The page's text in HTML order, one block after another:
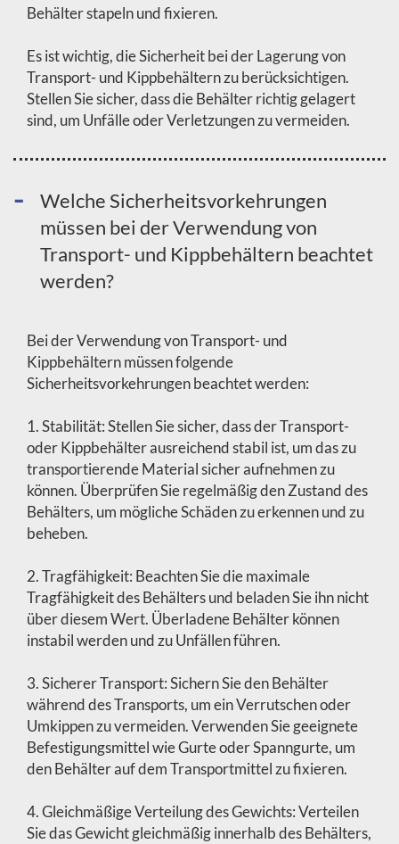
Behälter stapeln und fixieren.
Es ist wichtig, die Sicherheit bei der Lagerung von
Transport- und Kippbehältern zu berücksichtigen.
Stellen Sie sicher, dass die Behälter richtig gelagert
sind, um Unfälle oder Verletzungen zu vermeiden.
Welche Sicherheitsvorkehrungen
müssen bei der Verwendung von
Transport- und Kippbehältern beachtet
werden?
Bei der Verwendung von Transport- und
Kippbehältern müssen folgende
Sicherheitsvorkehrungen beachtet werden:
1. Stabilität: Stellen Sie sicher, dass der Transport-
oder Kippbehälter ausreichend stabil ist, um das zu
transportierende Material sicher aufnehmen zu
können. Überprüfen Sie regelmäßig den Zustand des
Behälters, um mögliche Schäden zu erkennen und zu
beheben.
2. Tragfähigkeit: Beachten Sie die maximale
Tragfähigkeit des Behälters und beladen Sie ihn nicht
über diesem Wert. Überladene Behälter können
instabil werden und zu Unfällen führen.
3. Sicherer Transport: Sichern Sie den Behälter
während des Transports, um ein Verrutschen oder
Umkippen zu vermeiden. Verwenden Sie geeignete
Befestigungsmittel wie Gurte oder Spanngurte, um
den Behälter auf dem Transportmittel zu fixieren.
4. Gleichmäßige Verteilung des Gewichts: Verteilen
Sie das Gewicht gleichmäßig innerhalb des Behälters,